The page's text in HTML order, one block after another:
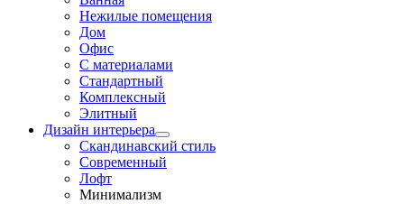
Нежилые помещения
Дом
Офис
С материалами
Стандартный
Комплексный
Элитный
Дизайн интерьера
Скандинавский стиль
Современный
Лофт
Минимализм